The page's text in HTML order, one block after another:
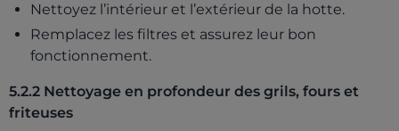
Nettoyez l’intérieur et l’extérieur de la hotte.
Remplacez les filtres et assurez leur bon
fonctionnement.
5.2.2 Nettoyage en profondeur des grils, fours et
friteuses